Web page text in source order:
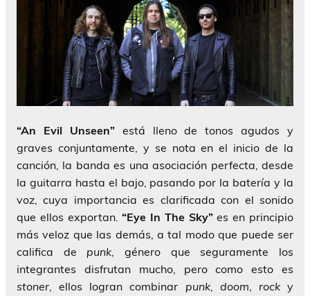
“An Evil Unseen”está lleno de tonos agudos y
graves conjuntamente, y se nota en el inicio de la
canción, la banda es una asociación perfecta, desde
la guitarra hasta el bajo, pasando por la batería y la
voz, cuya importancia es clarificada con el sonido
que ellos exportan.“Eye In The Sky”es en principio
más veloz que las demás, a tal modo que puede ser
califica de punk, género que seguramente los
integrantes disfrutan mucho, pero como esto es
stoner, ellos logran combinar punk, doom, rocky